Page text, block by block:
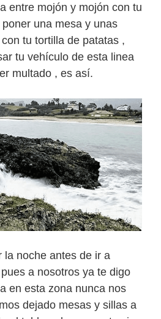
entre mojón y mojón con tu
una mesa y unas
tu tortilla de patatas ,
tu vehículo de esta linea
multado , es así.
la noche antes de ir a
a nosotros ya te digo
en esta zona nunca nos
dejado mesas y sillas a